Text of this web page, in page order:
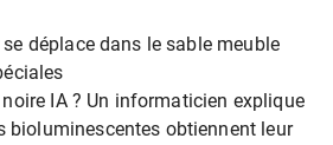
déplace dans le sable meuble
IA ? Un informaticien explique
bioluminescentes obtiennent leur